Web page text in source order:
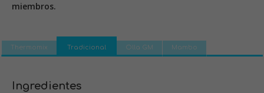
miembros.
Thermomix Tradicional Olla GM Mambo
Ingredientes